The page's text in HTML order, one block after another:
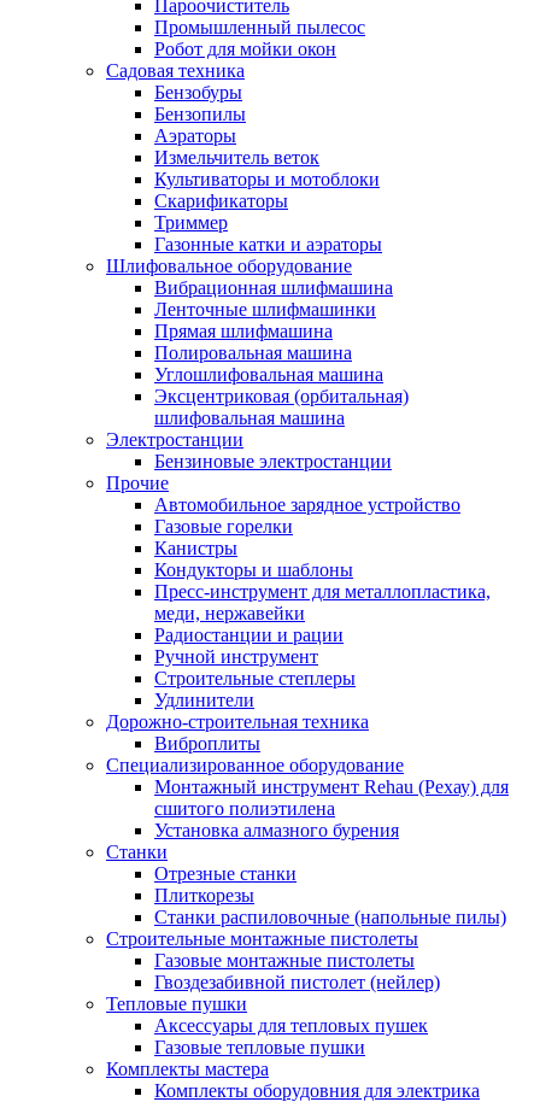
Пароочиститель
Промышленный пылесос
Робот для мойки окон
Садовая техника
Бензобуры
Бензопилы
Аэраторы
Измельчитель веток
Культиваторы и мотоблоки
Скарификаторы
Триммер
Газонные катки и аэраторы
Шлифовальное оборудование
Вибрационная шлифмашина
Ленточные шлифмашинки
Прямая шлифмашина
Полировальная машина
Углошлифовальная машина
Эксцентриковая (орбитальная)
шлифовальная машина
Электростанции
Бензиновые электростанции
Прочие
Автомобильное зарядное устройство
Газовые горелки
Канистры
Кондукторы и шаблоны
Пресс-инструмент для металлопластика,
меди, нержавейки
Радиостанции и рации
Ручной инструмент
Строительные степлеры
Удлинители
Дорожно-строительная техника
Виброплиты
Специализированное оборудование
Монтажный инструмент Rehau (Рехау) для
сшитого полиэтилена
Установка алмазного бурения
Станки
Отрезные станки
Плиткорезы
Станки распиловочные (напольные пилы)
Строительные монтажные пистолеты
Газовые монтажные пистолеты
Гвоздезабивной пистолет (нейлер)
Тепловые пушки
Аксессуары для тепловых пушек
Газовые тепловые пушки
Комплекты мастера
Комплекты оборудовния для электрика